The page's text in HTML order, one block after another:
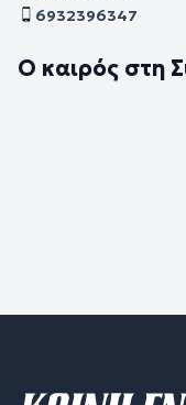
6932396347
Ο καιρός στη